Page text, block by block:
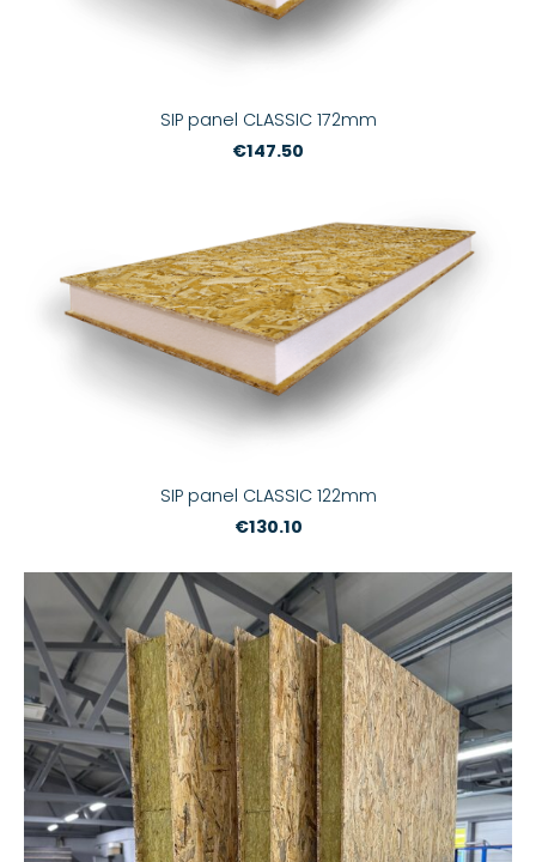
SIP panel CLASSIC 172mm
€147.50
SIP panel CLASSIC 122mm
€130.10